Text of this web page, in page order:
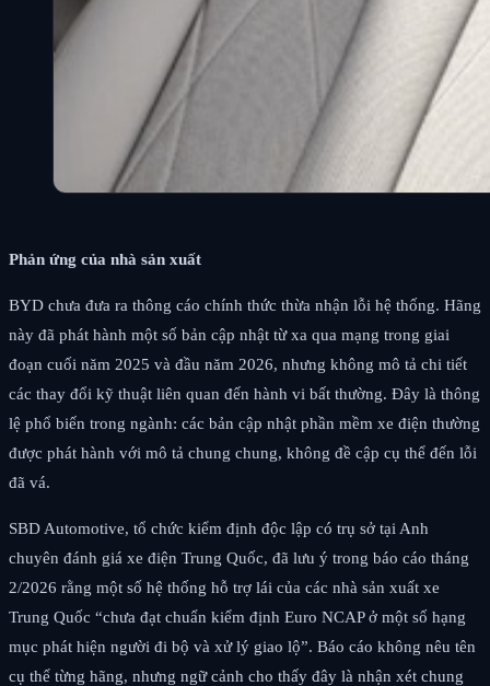
Phản ứng của nhà sản xuất
BYD chưa đưa ra thông cáo chính thức thừa nhận lỗi hệ thống. Hãng
này đã phát hành một số bản cập nhật từ xa qua mạng trong giai
đoạn cuối năm 2025 và đầu năm 2026, nhưng không mô tả chi tiết
các thay đổi kỹ thuật liên quan đến hành vi bất thường. Đây là thông
lệ phổ biến trong ngành: các bản cập nhật phần mềm xe điện thường
được phát hành với mô tả chung chung, không đề cập cụ thể đến lỗi
đã vá.
SBD Automotive, tổ chức kiểm định độc lập có trụ sở tại Anh
chuyên đánh giá xe điện Trung Quốc, đã lưu ý trong báo cáo tháng
2/2026 rằng một số hệ thống hỗ trợ lái của các nhà sản xuất xe
Trung Quốc “chưa đạt chuẩn kiểm định Euro NCAP ở một số hạng
mục phát hiện người đi bộ và xử lý giao lộ”. Báo cáo không nêu tên
cụ thể từng hãng, nhưng ngữ cảnh cho thấy đây là nhận xét chung